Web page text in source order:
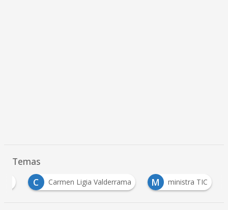
Temas
C Carmen Ligia Valderrama M ministra TIC